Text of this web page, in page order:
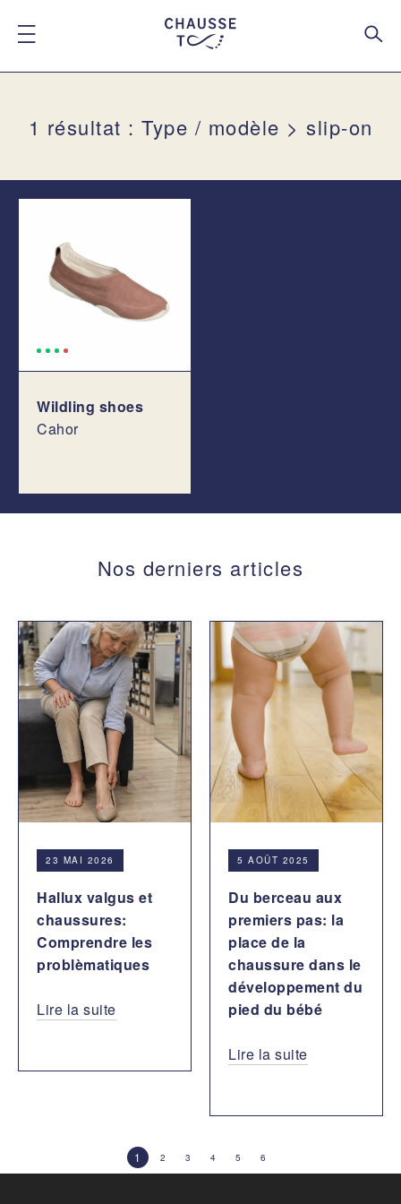
1 résultat : Type / modèle > slip-on
Wildling shoes
Cahor
Nos derniers articles
23 MAI 2026
Hallux valgus et
chaussures:
Comprendre les
problèmatiques
Lire la suite
5 AOÛT 2025
Du berceau aux
premiers pas: la
place de la
chaussure dans le
développement du
pied du bébé
Lire la suite
1 2 3 4 5 6